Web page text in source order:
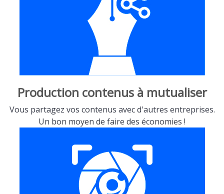
Production contenus à mutualiser
Vous partagez vos contenus avec d'autres entreprises.
Un bon moyen de faire des économies !